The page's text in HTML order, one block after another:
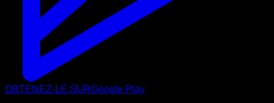
OBTENEZ-LE SURGoogle Play